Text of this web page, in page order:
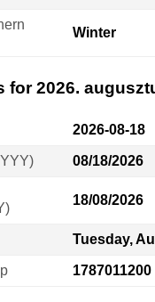
Winter
for 2026.
2026-08-18
08/18/2026
18/08/2026
Tuesday,
1787011200